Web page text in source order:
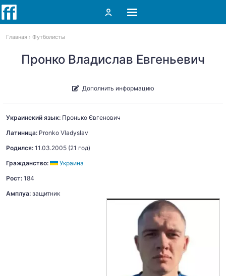
Главная Футболисты
Пронко Владислав Евгеньевич
Дополнить информацию
Украинский язык: Пронько Євгенович
Латиница: Pronko Vladyslav
Родился: 11.03.2005 (21 год)
Гражданство:
Украина
Рост: 184
Амплуа: защитник